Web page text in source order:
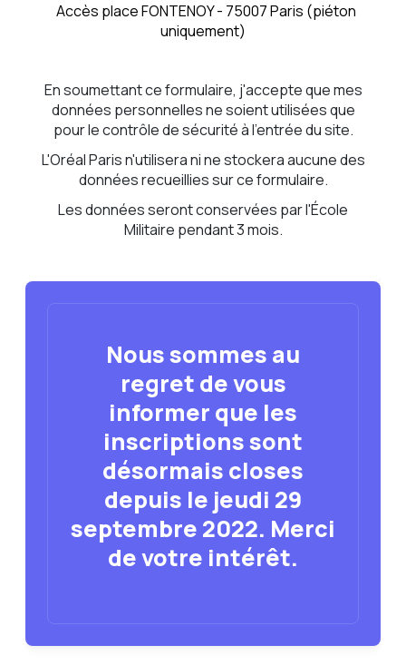
Accès place FONTENOY - 75007 Paris (piéton
uniquement)
En soumettant ce formulaire, j'accepte que mes
données personnelles ne soient utilisées que
pour le contrôle de sécurité à l'entrée du site.
L'Oréal Paris n'utilisera ni ne stockera aucune des
données recueillies sur ce formulaire.
Les données seront conservées par l'École
Militaire pendant 3 mois.
Nous sommes au
regret de vous
informer que les
inscriptions sont
désormais closes
depuis le jeudi 29
septembre 2022. Merci
de votre intérêt.